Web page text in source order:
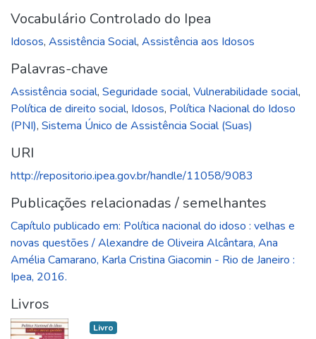
Vocabulário Controlado do Ipea
Idosos, Assistência Social, Assistência aos Idosos
Palavras-chave
Assistência social, Seguridade social, Vulnerabilidade social,
Política de direito social, Idosos, Política Nacional do Idoso
(PNI), Sistema Único de Assistência Social (Suas)
URI
http://repositorio.ipea.gov.br/handle/11058/9083
Publicações relacionadas / semelhantes
Capítulo publicado em: Política nacional do idoso : velhas e
novas questões / Alexandre de Oliveira Alcântara, Ana
Amélia Camarano, Karla Cristina Giacomin - Rio de Janeiro :
Ipea, 2016.
Livros
Livro